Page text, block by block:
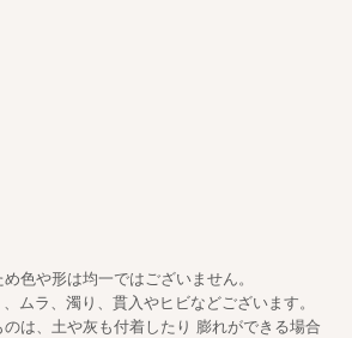
色や形は均一ではございません。
ムラ、濁り、貫入やヒビなどございます。
は、土や灰も付着したり 膨れができる場合